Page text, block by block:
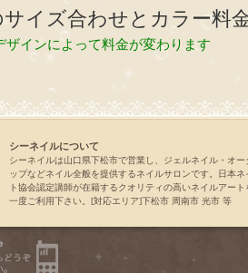
イズ合わせとカラー料
インによって料金が変わります
シーネイルについて
シーネイルは山口県下松市で営業し、ジェルネイル・オー
ップなどネイル全般を提供するネイルサロンです。日本ネ
ト協会認定講師が在籍するクオリティの高いネイルアート
一度ご利用下さい。[対応エリア]下松市 周南市 光市 等